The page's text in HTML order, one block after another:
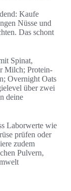
Kaufe
Nüsse und
Das schont
Spinat,
Milch; Protein-
Overnight Oats
über zwei
deine
Laborwerte wie
prüfen oder
zudem
Pulvern,